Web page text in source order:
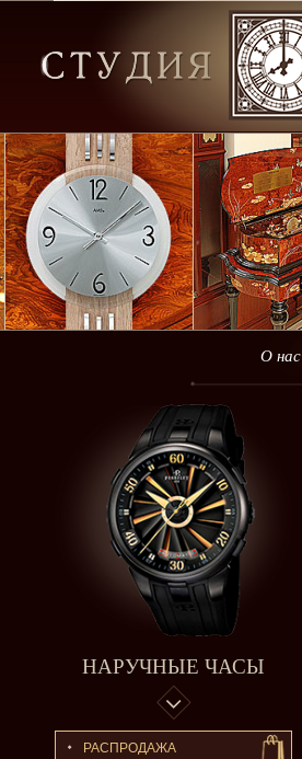
О нас
НАРУЧНЫЕ ЧАСЫ
РАСПРОДАЖА